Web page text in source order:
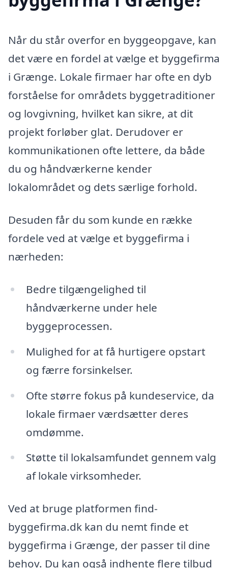
Når du står overfor en byggeopgave, kan
det være en fordel at vælge et byggefirma
i Grænge. Lokale firmaer har ofte en dyb
forståelse for områdets byggetraditioner
og lovgivning, hvilket kan sikre, at dit
projekt forløber glat. Derudover er
kommunikationen ofte lettere, da både
du og håndværkerne kender
lokalområdet og dets særlige forhold.
Desuden får du som kunde en række
fordele ved at vælge et byggefirma i
nærheden:
Bedre tilgængelighed til
håndværkerne under hele
byggeprocessen.
Mulighed for at få hurtigere opstart
og færre forsinkelser.
Ofte større fokus på kundeservice, da
lokale firmaer værdsætter deres
omdømme.
Støtte til lokalsamfundet gennem valg
af lokale virksomheder.
Ved at bruge platformen find-
byggefirma.dk kan du nemt finde et
byggefirma i Grænge, der passer til dine
behov. Du kan også indhente flere tilbud